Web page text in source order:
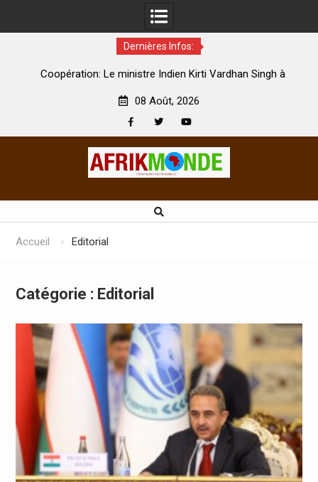
Dernières Infos:
Coopération: Le ministre Indien Kirti Vardhan Singh à
08 Août, 2026
Accueil Editorial
Catégorie : Editorial